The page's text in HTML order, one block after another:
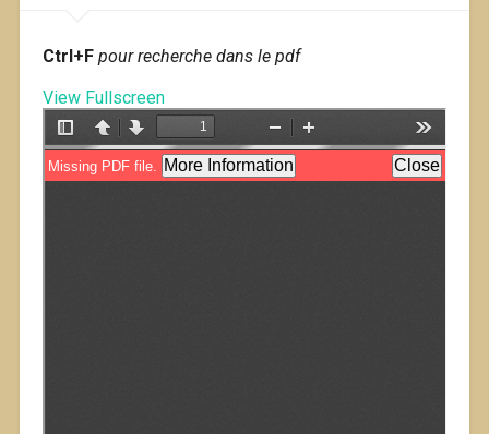
Ctrl+F pour recherche dans le pdf
View Fullscreen